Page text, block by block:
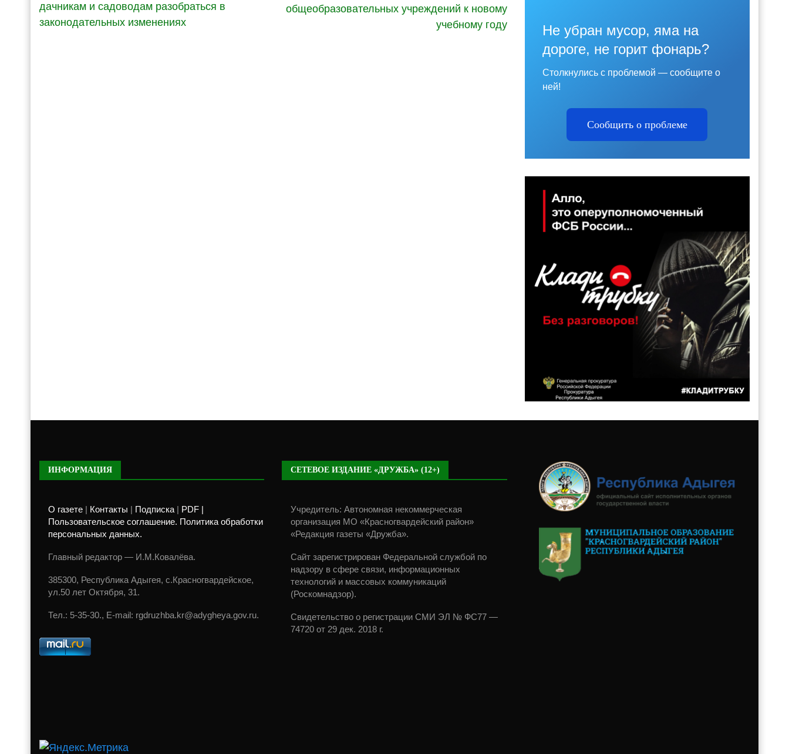
дачникам и садоводам разобраться в
законодательных изменениях
общеобразовательных учреждений к новому
учебному году
Не убран мусор, яма на
дороге, не горит фонарь?
Столкнулись с проблемой — сообщите о
ней!
Сообщить о проблеме
ИНФОРМАЦИЯ
О газете Контакты Подписка
PDF |
Пользовательское соглашение. Политика обработки
персональных данных.
Главный редактор — И.М.Ковалёва.
385300, Республика Адыгея, с.Красногвардейское,
ул.50 лет Октября, 31.
Тел.: 5-35-30., E-mail: rgdruzhba.kr@adygheya.gov.ru.
СЕТЕВОЕ ИЗДАНИЕ «ДРУЖБА» (12+)
Учредитель: Автономная некоммерческая
организация МО «Красногвардейский район»
«Редакция газеты «Дружба».
Сайт зарегистрирован Федеральной службой по
надзору в сфере связи, информационных
технологий и массовых коммуникаций
(Роскомнадзор).
Свидетельство о регистрации СМИ ЭЛ № ФС77 —
74720 от 29 дек. 2018 г.